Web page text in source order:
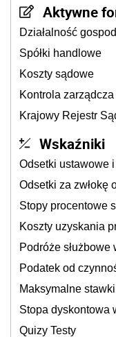
Aktywne
Działalność
Spółki handlowe
Koszty sądowe
Kontrola zarządcza
Krajowy Rejestr
Wskaźniki
Odsetki ustawowe
Odsetki za zwłokę
Stopy procentowe
Koszty uzyskania
Podróże służbowe
Podatek od
Maksymalne
Stopa dyskontowa
Quizy Testy